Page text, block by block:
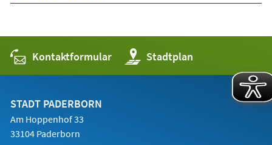
Kontaktformular Stadtplan
(Öffnet
in
einem
STADT PADERBORN
Am Hoppenhof 33
33104 Paderborn